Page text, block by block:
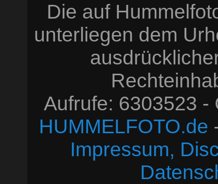
Die auf
unterliegen dem
Aufrufe: 6303523
HUMMELFOTO.de
Impressum,